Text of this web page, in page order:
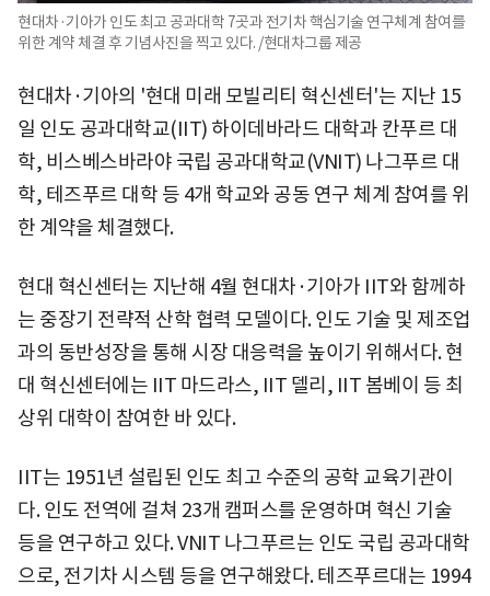
현대차·기아가 인도 최고 공과대학 7곳과 전기차 핵심기술 연구체계 참여를
위한 계약 체결 후 기념사진을 찍고 있다. /현대차그룹 제공
현대차·기아의 '현대 미래 모빌리티 혁신센터'는 지난 15
일 인도 공과대학교(IIT) 하이데바라드 대학과 칸푸르 대
학, 비스베스바라야 국립 공과대학교(VNIT) 나그푸르 대
학, 테즈푸르 대학 등 4개 학교와 공동 연구 체계 참여를 위
한 계약을 체결했다.
현대 혁신센터는 지난해 4월 현대차·기아가 IIT와 함께하
는 중장기 전략적 산학 협력 모델이다. 인도 기술 및 제조업
과의 동반성장을 통해 시장 대응력을 높이기 위해서다. 현
대 혁신센터에는 IIT 마드라스, IIT 델리, IIT 봄베이 등 최
상위 대학이 참여한 바 있다.
IIT는 1951년 설립된 인도 최고 수준의 공학 교육기관이
다. 인도 전역에 걸쳐 23개 캠퍼스를 운영하며 혁신 기술
등을 연구하고 있다. VNIT 나그푸르는 인도 국립 공과대학
으로, 전기차 시스템 등을 연구해왔다. 테즈푸르대는 1994